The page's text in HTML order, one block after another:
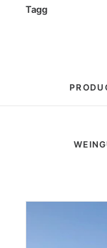
Tagg